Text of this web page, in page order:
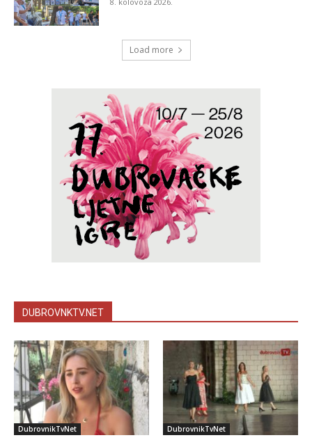
Load more
DUBROVNKTV.NET
DubrovnikTvNet DubrovnikTvNet